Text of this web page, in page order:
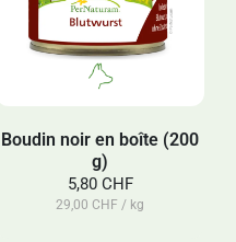
Boudin noir en boîte (200
g)
5,80 CHF
29,00 CHF / kg